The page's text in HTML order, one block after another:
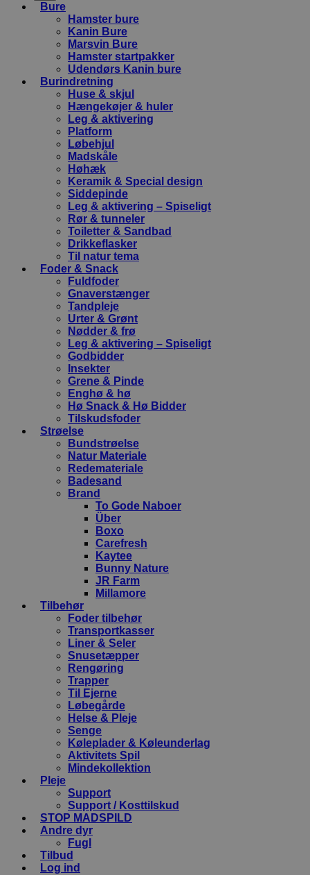
Bure
Hamster bure
Kanin Bure
Marsvin Bure
Hamster startpakker
Udendørs Kanin bure
Burindretning
Huse & skjul
Hængekøjer & huler
Leg & aktivering
Platform
Løbehjul
Madskåle
Høhæk
Keramik & Special design
Siddepinde
Leg & aktivering – Spiseligt
Rør & tunneler
Toiletter & Sandbad
Drikkeflasker
Til natur tema
Foder & Snack
Fuldfoder
Gnaverstænger
Tandpleje
Urter & Grønt
Nødder & frø
Leg & aktivering – Spiseligt
Godbidder
Insekter
Grene & Pinde
Enghø & hø
Hø Snack & Hø Bidder
Tilskudsfoder
Strøelse
Bundstrøelse
Natur Materiale
Redemateriale
Badesand
Brand
To Gode Naboer
Über
Boxo
Carefresh
Kaytee
Bunny Nature
JR Farm
Millamore
Tilbehør
Foder tilbehør
Transportkasser
Liner & Seler
Snusetæpper
Rengøring
Trapper
Til Ejerne
Løbegårde
Helse & Pleje
Senge
Køleplader & Køleunderlag
Aktivitets Spil
Mindekollektion
Pleje
Support
Support / Kosttilskud
STOP MADSPILD
Andre dyr
Fugl
Tilbud
Log ind